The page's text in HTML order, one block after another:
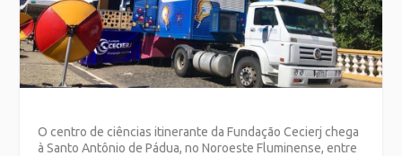
O centro de ciências itinerante da Fundação Cecierj chega
à Santo Antônio de Pádua, no Noroeste Fluminense, entre